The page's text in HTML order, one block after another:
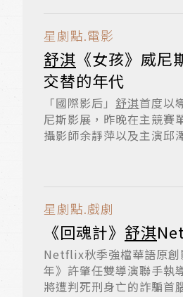
星劇點.電影
舒淇 《女孩》威
交替的年代
「國際影后」 舒淇首度以
尼斯影展，昨晚在主競賽
攝影師余靜萍以及主演邱
星劇點.戲劇
《回魂計》 舒淇
Netflix秋季強檔華語原創
年》許肇任雙導演聯手執
將遭判死刑身亡的詐騙首